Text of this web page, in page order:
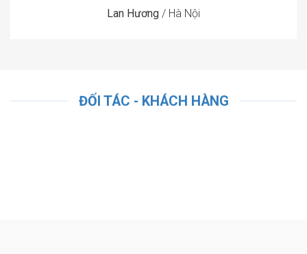
Lan Hương / Hà Nội
ĐỐI TÁC - KHÁCH HÀNG